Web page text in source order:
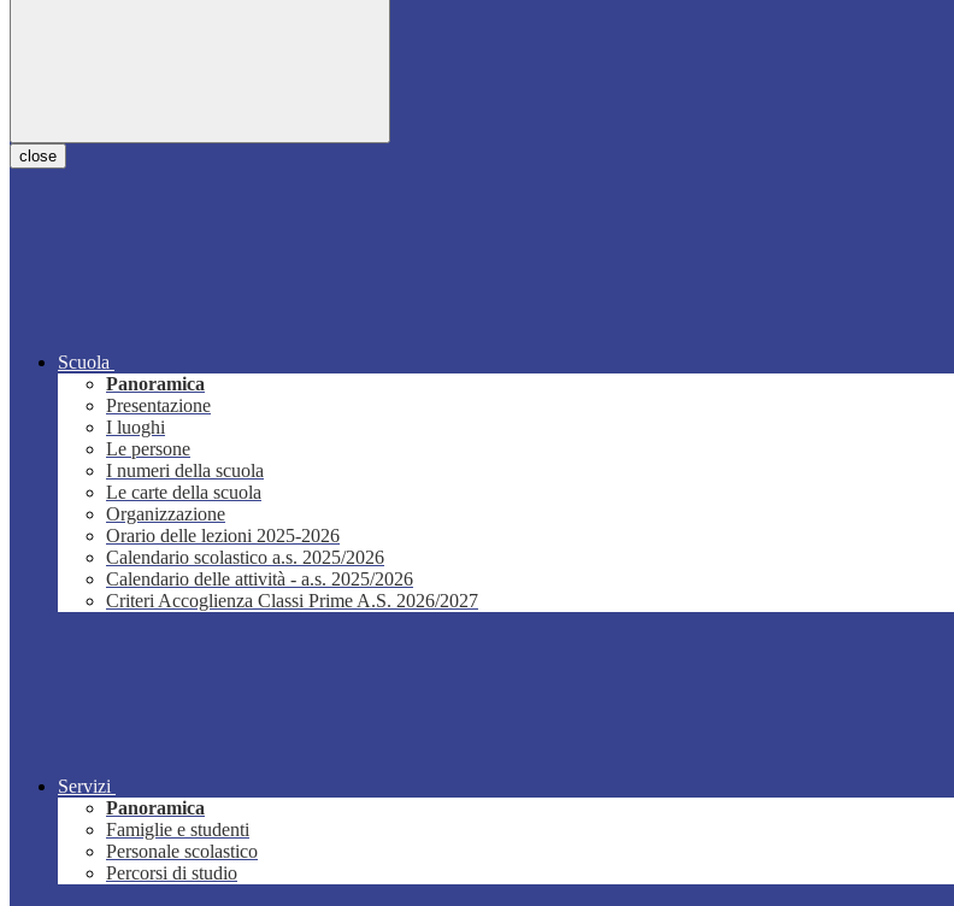
close
Scuola
Panoramica
Presentazione
I luoghi
Le persone
I numeri della scuola
Le carte della scuola
Organizzazione
Orario delle lezioni 2025-2026
Calendario scolastico a.s. 2025/2026
Calendario delle attività - a.s. 2025/2026
Criteri Accoglienza Classi Prime A.S. 2026/2027
Servizi
Panoramica
Famiglie e studenti
Personale scolastico
Percorsi di studio